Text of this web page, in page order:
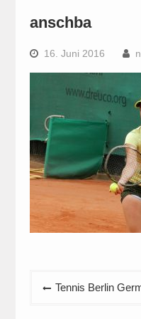
anschba
16. Juni 2016
Tennis Berlin